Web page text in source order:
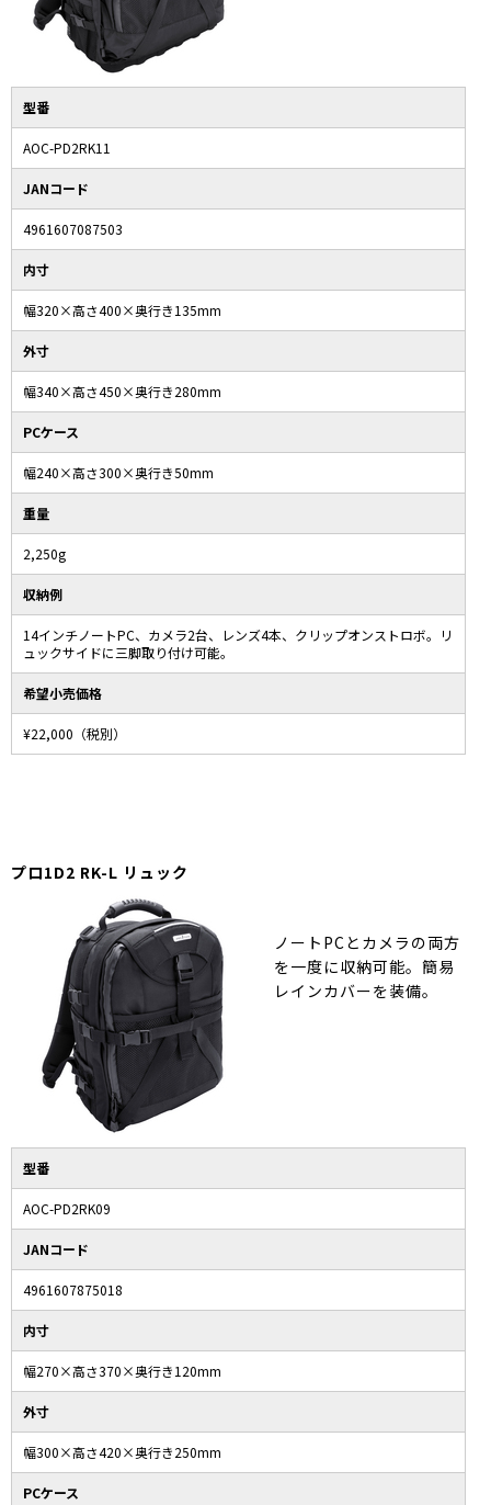
型番
AOC-PD2RK11
JANコード
4961607087503
内寸
幅320×高さ400×奥行き135mm
外寸
幅340×高さ450×奥行き280mm
PCケース
幅240×高さ300×奥行き50mm
重量
2,250g
収納例
14インチノートPC、カメラ2台、レンズ4本、クリップオンストロボ。リ
ュックサイドに三脚取り付け可能。
希望小売価格
¥22,000（税別）
プロ1D2 RK-L リュック
ノートPCとカメラの両方
を一度に収納可能。簡易
レインカバーを装備。
型番
AOC-PD2RK09
JANコード
4961607875018
内寸
幅270×高さ370×奥行き120mm
外寸
幅300×高さ420×奥行き250mm
PCケース